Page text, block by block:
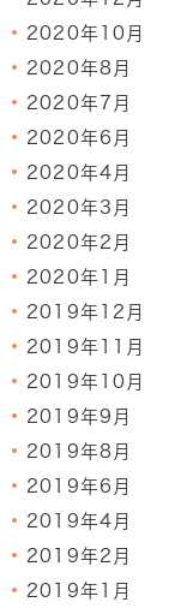
2020年10月
2020年8月
2020年7月
2020年6月
2020年4月
2020年3月
2020年2月
2020年1月
2019年12月
2019年11月
2019年10月
2019年9月
2019年8月
2019年6月
2019年4月
2019年2月
2019年1月